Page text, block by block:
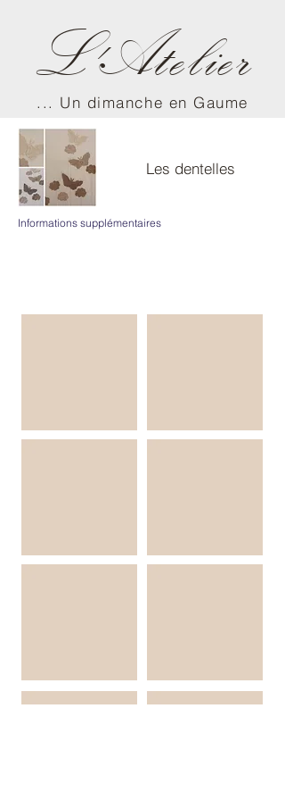
... Un dimanche en Gaume
L'Atelier
Les dentelles
Informations supplémentaires